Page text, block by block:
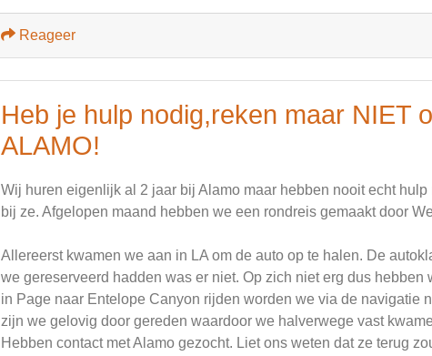
Reageer
Heb je hulp nodig,reken maar NIET
ALAMO!
Wij huren eigenlijk al 2 jaar bij Alamo maar hebben nooit echt
bij ze. Afgelopen maand hebben we een rondreis gemaakt door
Allereerst kwamen we aan in LA om de auto op te halen. De
we gereserveerd hadden was er niet. Op zich niet erg dus
in Page naar Entelope Canyon rijden worden we via de navigatie
zijn we gelovig door gereden waardoor we halverwege vast
Hebben contact met Alamo gezocht. Liet ons weten dat ze terug